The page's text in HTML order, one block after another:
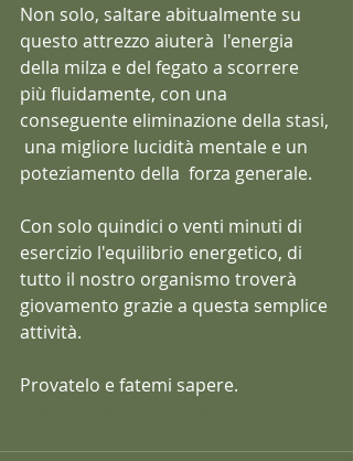
Non solo, saltare abitualmente su
questo attrezzo aiuterà  l'energia
della milza e del fegato a scorrere
più fluidamente, con una
conseguente eliminazione della stasi,
una migliore lucidità mentale e un
poteziamento della  forza generale.
Con solo quindici o venti minuti di
esercizio l'equilibrio energetico, di
tutto il nostro organismo troverà
giovamento grazie a questa semplice
attività.
Provatelo e fatemi sapere.